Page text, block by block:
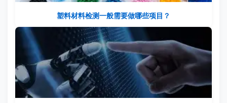
塑料材料检测一般需要做哪些项目？